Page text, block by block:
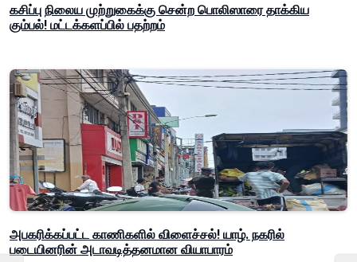
கசிப்பு நிலைய முற்றுகைக்கு சென்ற பொலிஸாரை தாக்கிய
கும்பல்! மட்டக்களப்பில் பதற்றம்
அபகரிக்கப்பட்ட காணிகளில் விளைச்சல்! யாழ். நகரில்
படையினரின் அடாவடித்தனமான வியாபாரம்